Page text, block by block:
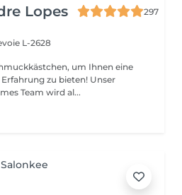
Lopes
297
L-2628
um Ihnen eine
zu bieten! Unser
Team wird al...